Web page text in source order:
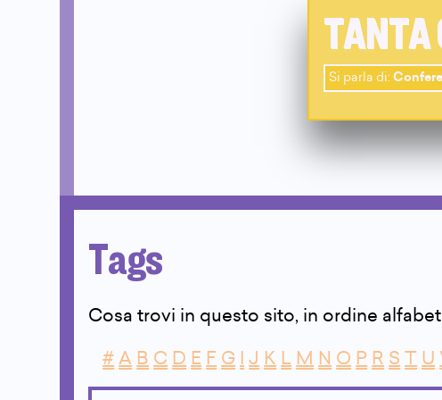
TANTA
Si parla di:
Tags
Cosa trovi in questo sito, in ordine
# A B C D E F G J K L M N O P R S U